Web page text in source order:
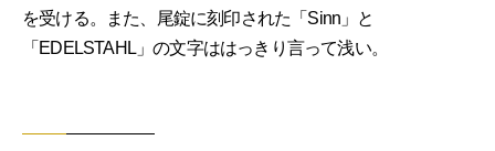
を受ける。また、尾錠に刻印された「Sinn」と
「EDELSTAHL」の文字ははっきり言って浅い。